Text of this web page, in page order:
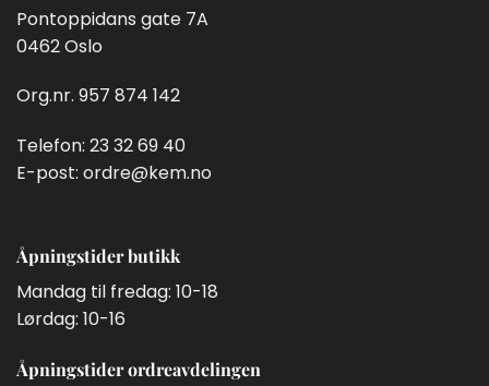
Pontoppidans gate 7A
0462 Oslo
Org.nr. 957 874 142
Telefon: 23 32 69 40
E-post: ordre@kem.no
Åpningstider butikk
Mandag til fredag: 10-18
Lørdag: 10-16
Åpningstider ordreavdelingen